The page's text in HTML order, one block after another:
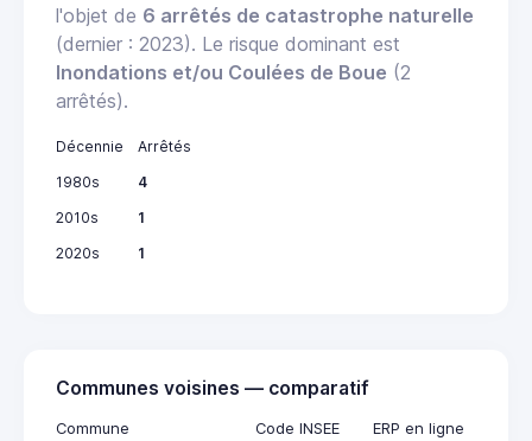
l'objet de 6 arrêtés de catastrophe naturelle
(dernier : 2023). Le risque dominant est
Inondations et/ou Coulées de Boue (2
arrêtés).
Décennie
Arrêtés
1980s
4
2010s
1
2020s
1
Communes voisines — comparatif
Commune Code INSEE ERP en ligne